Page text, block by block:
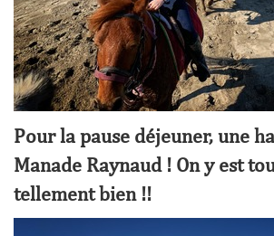
Pour la pause déjeuner, une
Manade Raynaud ! On y est
tellement bien !!